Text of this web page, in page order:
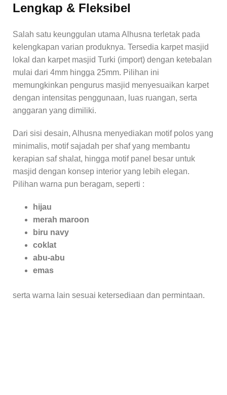
Lengkap & Fleksibel
Salah satu keunggulan utama Alhusna terletak pada
kelengkapan varian produknya. Tersedia karpet masjid
lokal dan karpet masjid Turki (import) dengan ketebalan
mulai dari 4mm hingga 25mm. Pilihan ini
memungkinkan pengurus masjid menyesuaikan karpet
dengan intensitas penggunaan, luas ruangan, serta
anggaran yang dimiliki.
Dari sisi desain, Alhusna menyediakan motif polos yang
minimalis, motif sajadah per shaf yang membantu
kerapian saf shalat, hingga motif panel besar untuk
masjid dengan konsep interior yang lebih elegan.
Pilihan warna pun beragam, seperti :
hijau
merah maroon
biru navy
coklat
abu-abu
emas
serta warna lain sesuai ketersediaan dan permintaan.